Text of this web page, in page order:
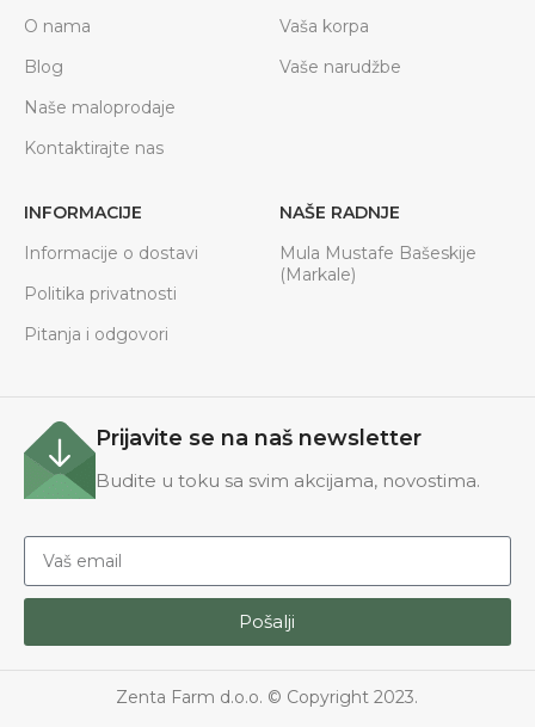
O nama
Blog
Naše maloprodaje
Kontaktirajte nas
Vaša korpa
Vaše narudžbe
INFORMACIJE
Informacije o dostavi
Politika privatnosti
Pitanja i odgovori
NAŠE RADNJE
Mula Mustafe Bašeskije
(Markale)
Prijavite se na naš newsletter
Budite u toku sa svim akcijama, novostima.
Pošalji
Zenta Farm d.o.o. © Copyright 2023.